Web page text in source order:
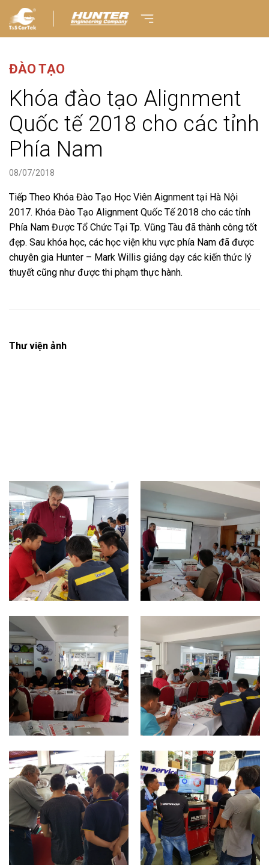
ĐÀO TẠO
Khóa đào tạo Alignment
Quốc tế 2018 cho các tỉnh
Phía Nam
08/07/2018
Tiếp Theo Khóa Đào Tạo Học Viên Aignment tại Hà Nội
2017. Khóa Đào Tạo Alignment Quốc Tế 2018 cho các tỉnh
Phía Nam Được Tổ Chức Tại Tp. Vũng Tàu đã thành công tốt
đẹp. Sau khóa học, các học viện khu vực phía Nam đã được
chuyên gia Hunter – Mark Willis giảng dạy các kiến thức lý
thuyết cũng như được thi phạm thực hành.
Thư viện ảnh